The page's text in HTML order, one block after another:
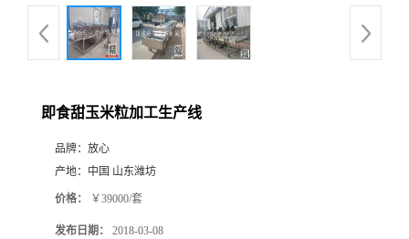
即食甜玉米粒加工生产线
品牌： 放心
产地： 中国 山东潍坊
价格： ￥39000/套
发布日期： 2018-03-08